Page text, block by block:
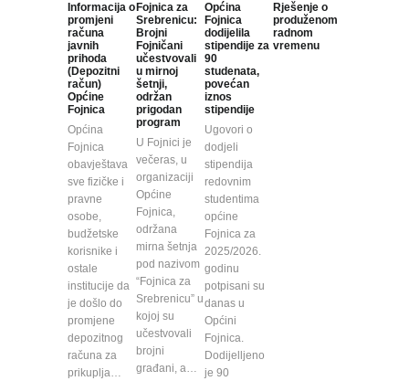
Informacija o
promjeni
računa
javnih
prihoda
(Depozitni
račun)
Općine
Fojnica
Općina
Fojnica
obavještava
sve fizičke i
pravne
osobe,
budžetske
korisnike i
ostale
institucije da
je došlo do
promjene
depozitnog
računa za
prikuplja…
Fojnica za
Srebrenicu:
Brojni
Fojničani
učestvovali
u mirnoj
šetnji,
održan
prigodan
program
U Fojnici je
večeras, u
organizaciji
Općine
Fojnica,
održana
mirna šetnja
pod nazivom
“Fojnica za
Srebrenicu” u
kojoj su
učestvovali
brojni
građani, a…
Općina
Fojnica
dodijelila
stipendije za
90
studenata,
povećan
iznos
stipendije
Ugovori o
dodjeli
stipendija
redovnim
studentima
općine
Fojnica za
2025/2026.
godinu
potpisani su
danas u
Općini
Fojnica.
Dodijelljeno
je 90
Rješenje o
produženom
radnom
vremenu